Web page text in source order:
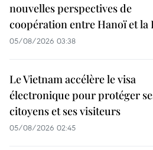
nouvelles perspectives de
coopération entre Hanoï et la
05/08/2026 03:38
Le Vietnam accélère le visa
électronique pour protéger
citoyens et ses visiteurs
05/08/2026 02:45